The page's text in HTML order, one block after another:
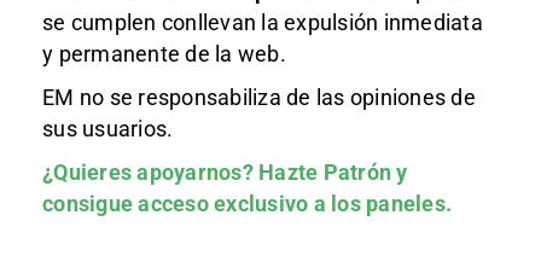
se cumplen conllevan la expulsión inmediata
y permanente de la web.
EM no se responsabiliza de las opiniones de
sus usuarios.
¿Quieres apoyarnos? Hazte Patróny
consigue acceso exclusivo a los paneles.